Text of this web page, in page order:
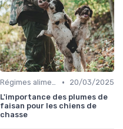
Régimes alimentaires spécifiques •
20/03/2025
L'importance des plumes de
faisan pour les chiens de
chasse